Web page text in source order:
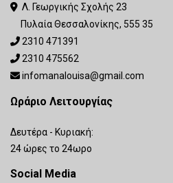
 Λ. Γεωργικής Σχολής 23
Πυλαία Θεσσαλονίκης, 555 35
 2310 471391
 2310 475562
 infomanalouisa@gmail.com
Ωράριο Λειτουργίας
Δευτέρα - Κυριακή:
24 ώρες το 24ωρο
Social Media